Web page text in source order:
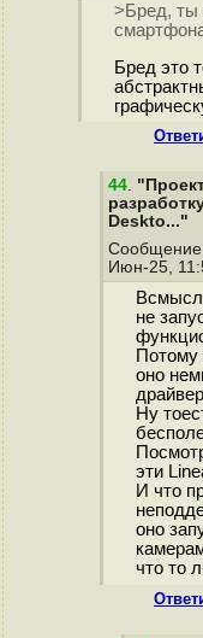
>Бред, ты
Бред это
44.
Deskto..."
Сообщение
Июн-25,
не
Потому
оно
Ну
эти
И что
оно
что то